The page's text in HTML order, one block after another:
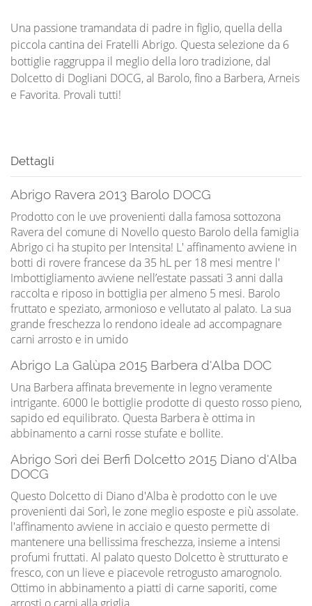
Una passione tramandata di padre in figlio, quella della
piccola cantina dei Fratelli Abrigo. Questa selezione da 6
bottiglie raggruppa il meglio della loro tradizione, dal
Dolcetto di Dogliani DOCG, al Barolo, fino a Barbera, Arneis
e Favorita. Provali tutti!
Dettagli
Abrigo Ravera 2013 Barolo DOCG
Prodotto con le uve provenienti dalla famosa sottozona
Ravera del comune di Novello questo Barolo della famiglia
Abrigo ci ha stupito per Intensita! L' affinamento avviene in
botti di rovere francese da 35 hL per 18 mesi mentre l'
Imbottigliamento avviene nell’estate passati 3 anni dalla
raccolta e riposo in bottiglia per almeno 5 mesi. Barolo
fruttato e speziato, armonioso e vellutato al palato. La sua
grande freschezza lo rendono ideale ad accompagnare
carni arrosto e in umido
Abrigo La Galùpa 2015 Barbera d'Alba DOC
Una Barbera affinata brevemente in legno veramente
intrigante. 6000 le bottiglie prodotte di questo rosso pieno,
sapido ed equilibrato. Questa Barbera è ottima in
abbinamento a carni rosse stufate e bollite.
Abrigo Sorì dei Berfi Dolcetto 2015 Diano d'Alba
DOCG
Questo Dolcetto di Diano d'Alba è prodotto con le uve
provenienti dai Sorì, le zone meglio esposte e più assolate.
l'affinamento avviene in acciaio e questo permette di
mantenere una bellissima freschezza, insieme a intensi
profumi fruttati. Al palato questo Dolcetto è strutturato e
fresco, con un lieve e piacevole retrogusto amarognolo.
Ottimo in abbinamento a piatti di carne saporiti, come